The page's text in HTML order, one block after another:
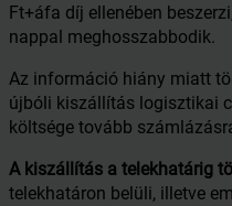
Ft+áfa díj ellenében
nappal meghosszabbodik.
Az információ hiány miatt
újbóli kiszállítás logisztikai
költsége tovább
A kiszállítás a telekhatárig
telekhatáron belüli, illetve